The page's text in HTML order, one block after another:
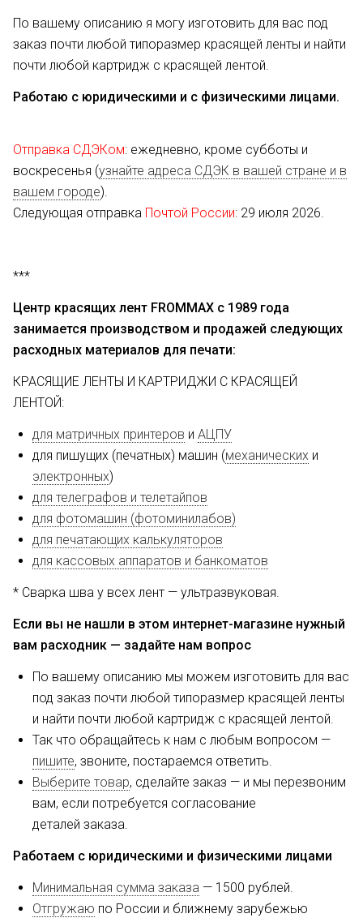
По вашему описанию я могу изготовить для вас под
заказ почти любой типоразмер красящей ленты и найти
почти любой картридж с красящей лентой.
Работаю с юридическими и с физическими лицами.
Отправка СДЭКом: ежедневно, кроме субботы и
воскресенья (узнайте адреса СДЭК в вашей стране и в
вашем городе).
Следующая отправка Почтой России: 29 июля 2026.
***
Центр красящих лент FROMMAX с 1989 года
занимается производством и продажей следующих
расходных материалов для печати:
КРАСЯЩИЕ ЛЕНТЫ И КАРТРИДЖИ С КРАСЯЩЕЙ
ЛЕНТОЙ:
для матричных принтеров и АЦПУ
для пишущих (печатных) машин (механических и
электронных)
для телеграфов и телетайпов
для фотомашин (фотоминилабов)
для печатающих калькуляторов
для кассовых аппаратов и банкоматов
* Сварка шва у всех лент — ультразвуковая.
Если вы не нашли в этом интернет-магазине нужный
вам расходник — задайте нам вопрос
По вашему описанию мы можем изготовить для вас
под заказ почти любой типоразмер красящей ленты
и найти почти любой картридж с красящей лентой.
Так что обращайтесь к нам с любым вопросом —
пишите, звоните, постараемся ответить.
Выберите товар, сделайте заказ — и мы перезвоним
вам, если потребуется согласование
деталей заказа.
Работаем с юридическими и физическими лицами
Минимальная сумма заказа — 1500 рублей.
Отгружаю по России и ближнему зарубежью